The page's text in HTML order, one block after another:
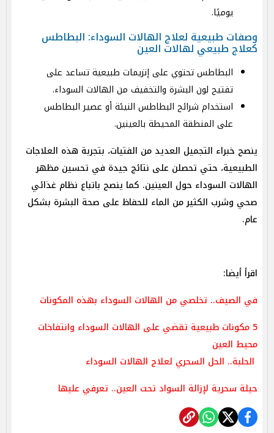
يوميًا.
وصفات طبيعية لعلاج الهالات السوداء: البطاطس
كعلاج طبيعي لهالات العين
البطاطس تحتوي على إنزيمات طبيعية تساعد على
تفتيح لون البشرة والتخفيف من الهالات السوداء.
استخدام شرائح البطاطس النيئة أو عصير البطاطس
على المنطقة المحيطة بالعينين.
ينصح خبراء التجميل العديد من الفتيات، بتجربة هذه العلاجات
الطبيعية، حتي تحصلن على نتائج جيدة في تحسين مظهر
الهالات السوداء حول العينين. كما ينصح باتباع نظام غذائي
صحي وشرب الكثير من الماء للحفاظ على صحة البشرة بشكل
عام.
اقرأ أيضا:
في الصيف.. تخلصي من الهالات السوداء بهذه المكونات
5 مكونات طبيعية تقضي على الهالات السوداء وانتفاخات
محيط العين
الحلبة.. الحل السحري لعلاج الهالات السوداء
حيلة سحرية لإزالة السواد تحت العين.. تعرفي عليها